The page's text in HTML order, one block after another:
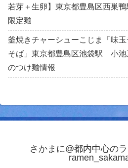
若芽＋生卵】東京都豊島区西巣
限定麺
釜焼きチャーシューこじま「味
そば」東京都豊島区池袋駅 小池
のつけ麺情報
さかまに@都内中心の